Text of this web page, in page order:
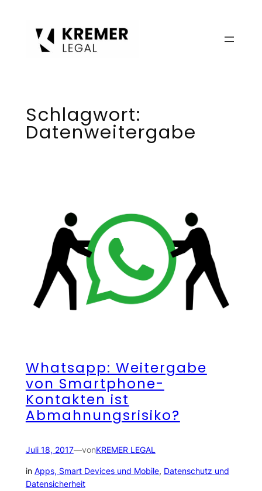
Schlagwort:
Datenweitergabe
Whatsapp: Weitergabe
von Smartphone-
Kontakten ist
Abmahnungsrisiko?
Juli 18, 2017—vonKREMER LEGAL
in Apps, Smart Devices und Mobile, Datenschutz und
Datensicherheit